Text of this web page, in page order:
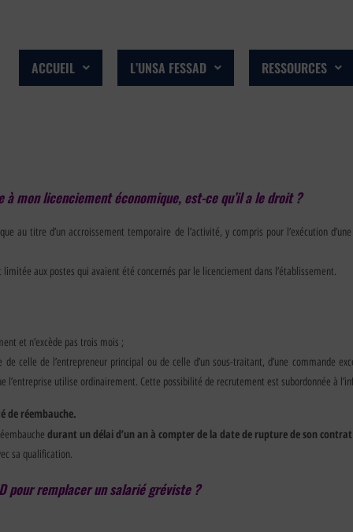
ACCUEIL L’UNSA FESSAD RESSOURCES
mon licenciement économique, est-ce qu’il a le droit ?
au titre d’un accroissement temporaire de l’activité, y compris pour l’exécution
aux postes qui avaient été concernés par le licenciement dans l’établissement.
et n’excède pas trois mois ;
celle de l’entrepreneur principal ou de celle d’un sous-traitant, d’une commande
utilise ordinairement. Cette possibilité de recrutement est subordonnée à
de réembauche.
durant un délai d’un an à compter de la date de rupture de son
sa qualification.
pour remplacer un salarié gréviste ?